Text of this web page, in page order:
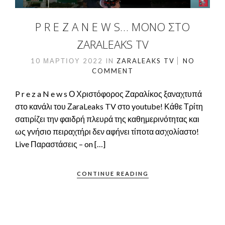
P R E Z A N E W S… ΜΌΝΟ ΣΤΟ
ZARALEAKS TV
10 ΜΑΡΤΊΟΥ 2022 IN ZARALEAKS TV
NO
COMMENT
P r e z a N e w s Ο Χριστόφορος Ζαραλίκος ξαναχτυπά
στο κανάλι του ΖaraLeaks TV στο youtube! Κάθε Τρίτη
σατιρίζει την φαιδρή πλευρά της καθημερινότητας και
ως γνήσιο πειραχτήρι δεν αφήνει τίποτα ασχολίαστο!
Live Παραστάσεις – on […]
CONTINUE READING